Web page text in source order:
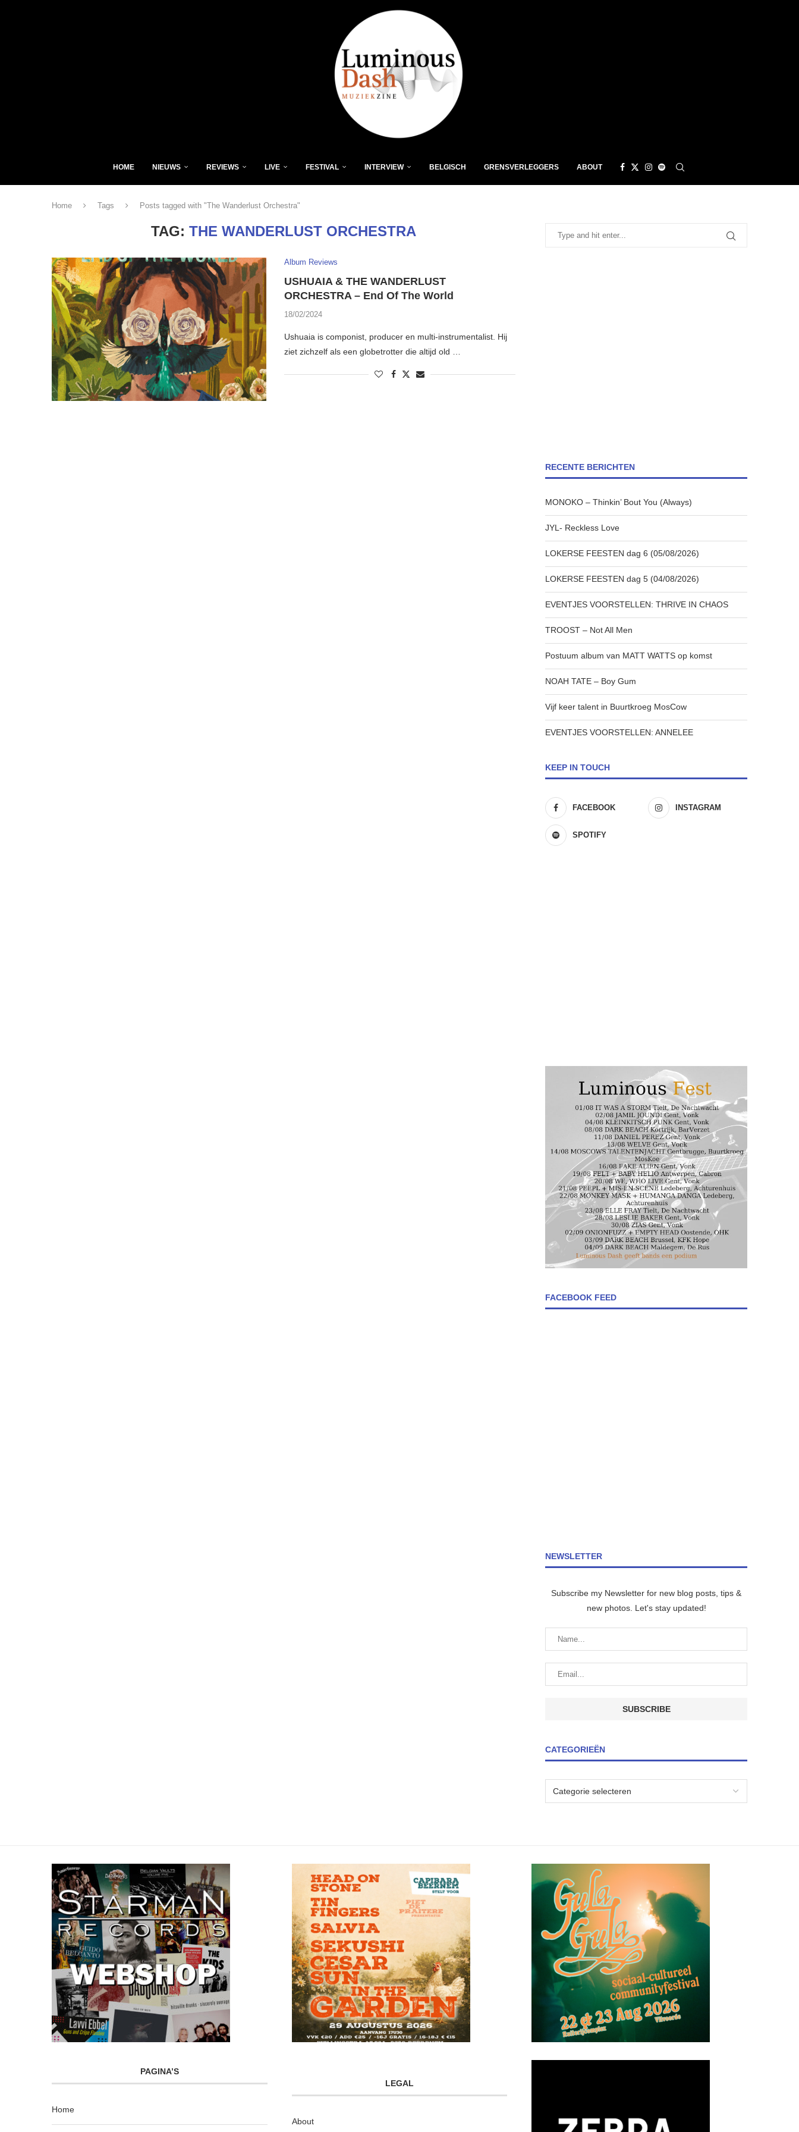
HOME NIEUWS REVIEWS LIVE FESTIVAL INTERVIEW BELGISCH GRENSVERLEGGERS ABOUT
Home Tags Posts tagged with "The Wanderlust Orchestra"
TAG: THE WANDERLUST ORCHESTRA
Album Reviews
USHUAIA & THE WANDERLUST
ORCHESTRA – End Of The World
18/02/2024
Ushuaia is componist, producer en multi-instrumentalist. Hij
ziet zichzelf als een globetrotter die altijd old …
RECENTE BERICHTEN
MONOKO – Thinkin’ Bout You (Always)
JYL- Reckless Love
LOKERSE FEESTEN dag 6 (05/08/2026)
LOKERSE FEESTEN dag 5 (04/08/2026)
EVENTJES VOORSTELLEN: THRIVE IN CHAOS
TROOST – Not All Men
Postuum album van MATT WATTS op komst
NOAH TATE – Boy Gum
Vijf keer talent in Buurtkroeg MosCow
EVENTJES VOORSTELLEN: ANNELEE
KEEP IN TOUCH
FACEBOOK INSTAGRAM
SPOTIFY
FACEBOOK FEED
NEWSLETTER
Subscribe my Newsletter for new blog posts, tips &
new photos. Let's stay updated!
CATEGORIEËN
PAGINA’S
Home
LEGAL
About